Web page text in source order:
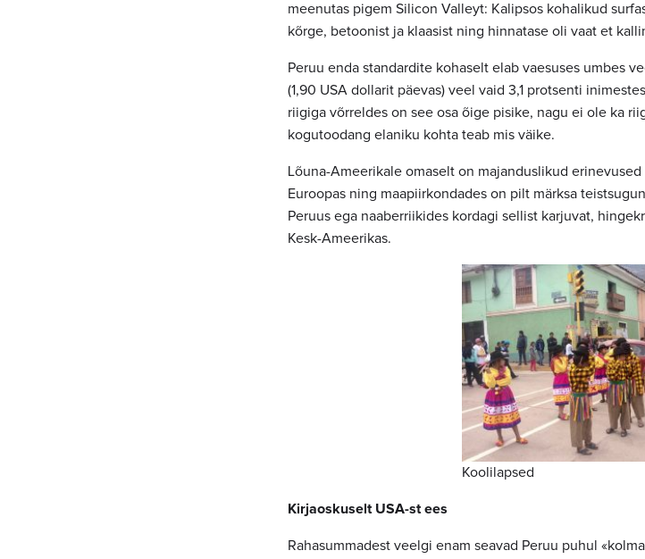
meenutas pigem Silicon Valleyt: Kalipsos kohalikud
kõrge, betoonist ja klaasist ning hinnatase oli vaat et
Peruu enda standardite kohaselt elab vaesuses umbes
(1,90 USA dollarit päevas) veel vaid 3,1 protsenti
riigiga võrreldes on see osa õige pisike, nagu ei ole ka
kogutoodang elaniku kohta teab mis väike.
Lõuna-Ameerikale omaselt on majanduslikud
Euroopas ning maapiirkondades on pilt märksa
Peruus ega naaberriikides kordagi sellist karjuvat,
Kesk-Ameerikas.
Koolilapsed
Kirjaoskuselt USA-st ees
Rahasummadest veelgi enam seavad Peruu puhul